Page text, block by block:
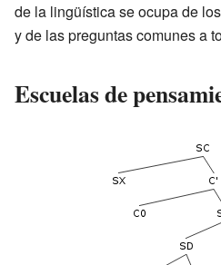
de la lingüística se ocupa de
y de las preguntas comunes a
Escuelas de